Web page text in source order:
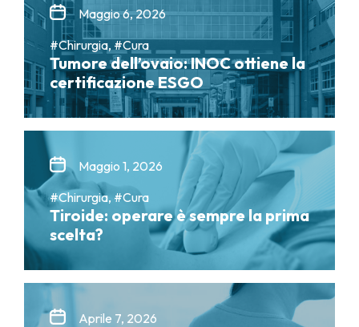
Maggio 6, 2026
#Chirurgia, #Cura
Tumore dell’ovaio: INOC ottiene la
certificazione ESGO
Maggio 1, 2026
#Chirurgia, #Cura
Tiroide: operare è sempre la prima
scelta?
Aprile 7, 2026